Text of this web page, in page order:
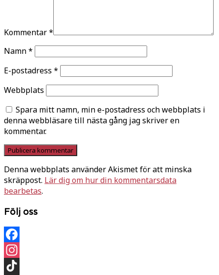
Kommentar*
Namn*
E-postadress *
Webbplats
Spara mitt namn, min e-postadress och webbplats i
denna webbläsare till nästa gång jag skriver en
kommentar.
Denna webbplats använder Akismet för att minska
skräppost. Lär dig om hur din kommentarsdata
bearbetas.
Följ oss
Facebook
Instagram